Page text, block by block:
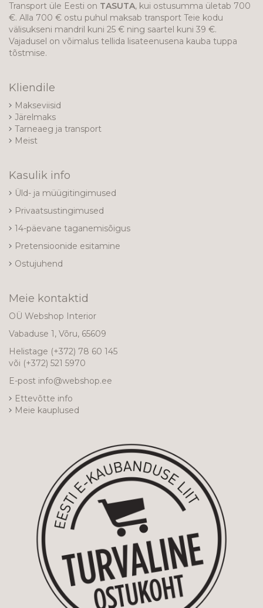
Transport üle Eesti on TASUTA, kui ostusumma ületab 700
€. Alla 700 € ostu puhul maksab transport Teie kodu
välisukseni mandril kuni 25 € ning saartel kuni 39 €.
Vajadusel on võimalus tellida lisateenusena kauba tuppa
tõstmise.
Kliendile
Makseviisid
Järelmaks
Tarneaeg ja transport
Meist
Kasulik info
Üld- ja müügitingimused
Privaatsustingimused
14-päevane taganemisõigus
Pretensioonide esitamine
Ostujuhend
Meie kontaktid
OÜ Webshop Interior
Vabaduse 1, Võru, 65609
Helistage (+372) 78 60 145
või (+372) 521 5970
E-post info@webshop.ee
Ettevõtte info
Meie kauplused